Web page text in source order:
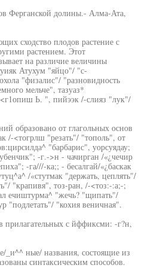
Ферганской долины.- Алма-Ата,
сходство плодов растение с
растением. Этот
на различие величины
Атухум "яйцо"/ "с-
"физалис"/ "разновидность
мельче", тазуаз*
Ь. ", пийээк /-слияз "лук"/
образовано от глагольных основ
/-<тогрлш "резать"/ "тополь", от
"барбарис", уорсуядау;
-г.->н - чачирган /«¿чечир
-га///-ка;; - бесалгай/«¿баскак
/«стутмак "держать, цеплять"/
"крапивя", тоз-ран, /-<тоз:-:а;-;
ечиштурма^ "жечь? "щипать"/
"подлетать"/ "кохия веничная".
прилагательных с йффиксми: -г?н,
ные/ названия, состоящие из
синтаксическим способов.